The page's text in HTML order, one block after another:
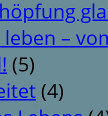
leben –
(5)
(4)